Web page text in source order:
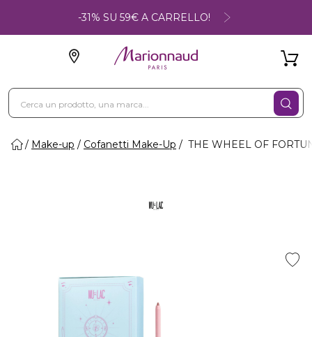
-31% SU 59€ A CARRELLO!
Make-up Cofanetti Make-Up THE WHEEL OF